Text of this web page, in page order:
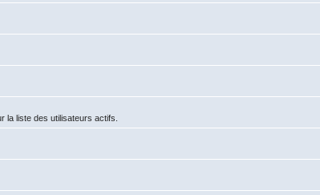
liste des utilisateurs actifs.